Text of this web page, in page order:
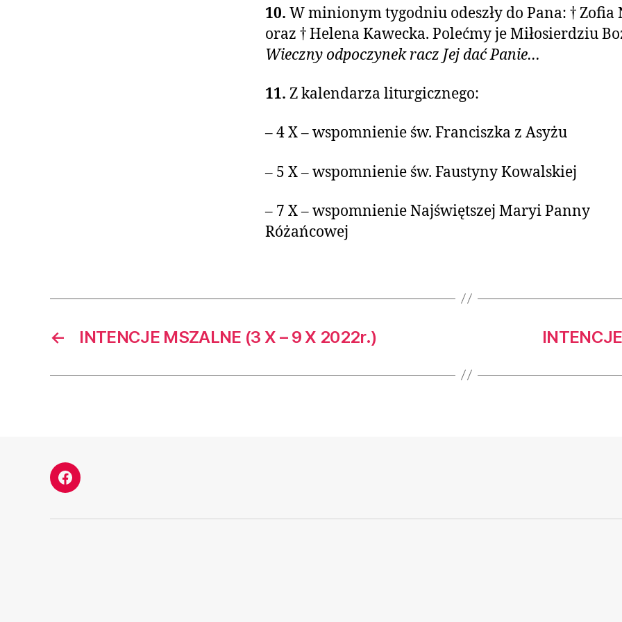
10. W minionym tygodniu odeszły do Pana: † Zofia
oraz † Helena Kawecka. Polećmy je Miłosierdziu
Wieczny odpoczynek racz Jej dać Panie…
11. Z kalendarza liturgicznego:
– 4 X – wspomnienie św. Franciszka z Asyżu
– 5 X – wspomnienie św. Faustyny Kowalskiej
– 7 X – wspomnienie Najświętszej Maryi Panny
Różańcowej
← INTENCJE MSZALNE (3 X – 9 X 2022r.)
Facebook